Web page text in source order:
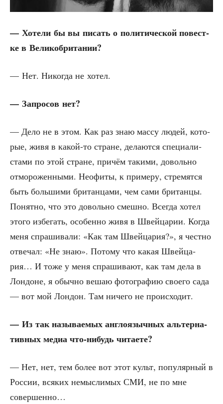
— Хоте­ли бы вы писать о поли­ти­че­ской повест­
ке в Великобритании?
— Нет. Нико­гда не хотел.
— Запро­сов нет?
— Дело не в этом. Как раз знаю мас­су людей, кото­
рые, живя в какой-то стране, дела­ют­ся спе­ци­а­ли­
ста­ми по этой стране, при­чём таки­ми, доволь­но
отмо­ро­жен­ны­ми. Нео­фи­ты, к при­ме­ру, стре­мят­ся
быть боль­ши­ми бри­тан­ца­ми, чем сами бри­тан­цы.
Понят­но, что это доволь­но смеш­но. Все­гда хотел
это­го избе­гать, осо­бен­но живя в Швей­ца­рии. Когда
меня спра­ши­ва­ли: «Как там Швей­ца­рия?», я чест­но
отве­чал: «Не знаю». Пото­му что какая Швей­ца­
рия… И тоже у меня спра­ши­ва­ют, как там дела в
Лон­доне, я обыч­но вешаю фото­гра­фию сво­е­го сада
— вот мой Лон­дон. Там ниче­го не происходит.
— Из так назы­ва­е­мых англо­языч­ных аль­тер­на­
тив­ных медиа что-нибудь читаете?
— Нет, нет, тем более вот этот культ, попу­ляр­ный в
Рос­сии, вся­ких немыс­ли­мых СМИ, не по мне
совершенно…